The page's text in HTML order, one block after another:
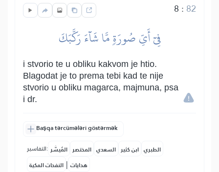
8 : 82
فِيٓ أَيِّ صُورَةٖ مَّا شَآءَ رَكَّبَكَ
i stvorio te u obliku kakvom je htio.
Blagodat je to prema tebi kad te nije
stvorio u obliku magarca, majmuna, psa
i dr.
Başqa tərcümələri göstərmək
التفاسير: المُيسَّر المختصر السعدي ابن كثير الطبري
النفحات المكية | هدايات